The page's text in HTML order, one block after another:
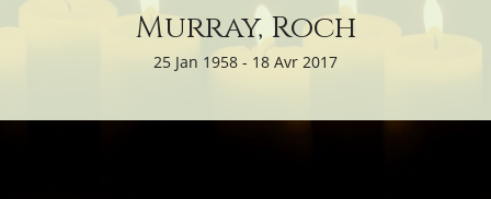
Murray, Roch
25 Jan 1958 - 18 Avr 2017